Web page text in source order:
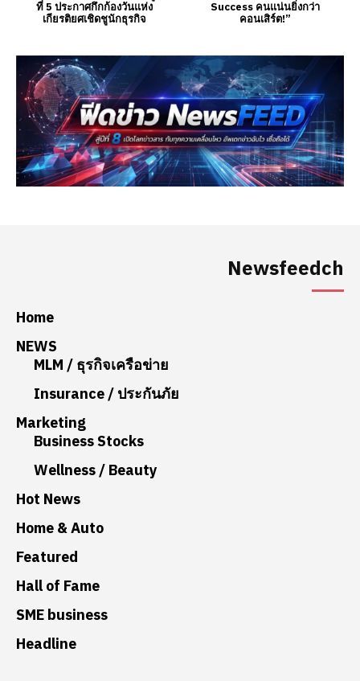
Newsfeedch
Home
NEWS
MLM / ธุรกิจเครือข่าย
Insurance / ประกันภัย
Marketing
Business Stocks
Wellness / Beauty
Hot News
Home & Auto
Featured
Hall of Fame
SME business
Headline